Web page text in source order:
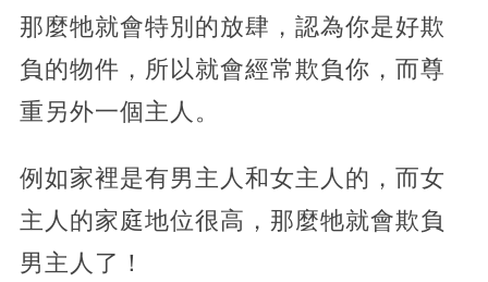
那麼牠就會特別的放肆，認為你是好欺
負的物件，所以就會經常欺負你，而尊
重另外一個主人。
例如家裡是有男主人和女主人的，而女
主人的家庭地位很高，那麼牠就會欺負
男主人了！